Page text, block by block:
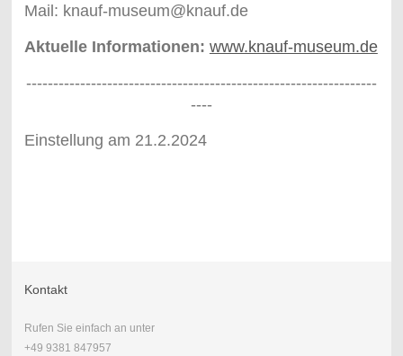
Mail: knauf-museum@knauf.de
Aktuelle Informationen: www.knauf-museum.de
-----------------------------------------------------------------
----
Einstellung am 21.2.2024
Kontakt
Rufen Sie einfach an unter
+49 9381 847957